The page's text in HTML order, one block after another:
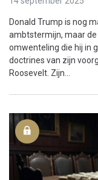
Donald Trump is nog
ambtstermijn, maar
omwenteling die hij in
doctrines van zijn
Roosevelt. Zijn...